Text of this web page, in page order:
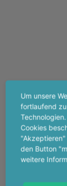
Um unsere
fortlaufend
Cookies
den Button
weitere